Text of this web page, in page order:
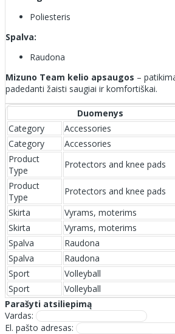
Poliesteris
Spalva:
Raudona
Mizuno Team kelio apsaugos –
padedanti žaisti saugiai ir komfortiškai.
Duomenys
Category
Accessories
Category
Accessories
Product
Type
Protectors and knee pads
Product
Type
Protectors and knee pads
Skirta
Vyrams, moterims
Skirta
Vyrams, moterims
Spalva
Raudona
Spalva
Raudona
Sport
Volleyball
Sport
Volleyball
Parašyti atsiliepimą
Vardas:
El. pašto adresas: